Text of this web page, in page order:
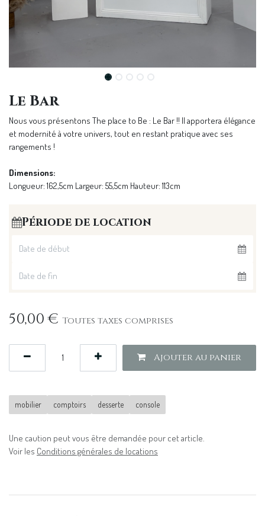
Le Bar
Nous vous présentons The place to Be : Le Bar !! Il apportera élégance
et modernité à votre univers, tout en restant pratique avec ses
rangements !
Dimensions:
Longueur: 162,5cm Largeur: 55,5cm Hauteur: 113cm
Période de location
50,00€ Toutes taxes comprises
Ajouter au panier
mobilier comptoirs desserte console
Une caution peut vous être demandée pour cet article.
Voir les Conditions générales de locations